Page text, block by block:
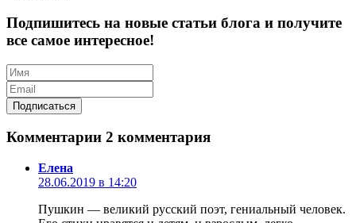
Подпишитесь на новые статьи блога и получите
все самое интересное!
Комментарии 2 комментария
Елена
28.06.2019 в 14:20
Пушкин — великий русский поэт, гениальный человек.